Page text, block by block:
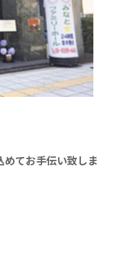
てお手伝い致しま